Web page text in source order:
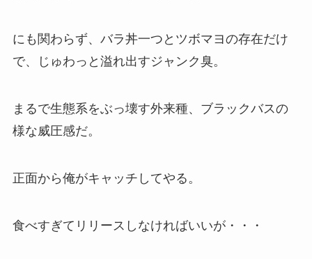
にも関わらず、バラ丼一つとツボマヨの存在だけ
で、じゅわっと溢れ出すジャンク臭。
まるで生態系をぶっ壊す外来種、ブラックバスの
様な威圧感だ。
正面から俺がキャッチしてやる。
食べすぎてリリースしなければいいが・・・